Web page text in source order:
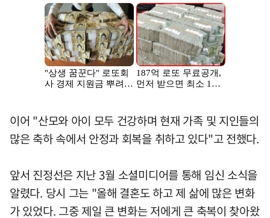
이어 "산모와 아이 모두 건강하며 현재 가족 및 지인들의
많은 축하 속에서 안정과 회복을 취하고 있다"고 전했다.
앞서 진정선은 지난 3월 소셜미디어를 통해 임신 소식을
알렸다. 당시 그는 "올해 결혼도 하고 제 삶에 많은 변화
가 있었다. 그중 제일 큰 변화는 저에게 큰 축복이 찾아왔